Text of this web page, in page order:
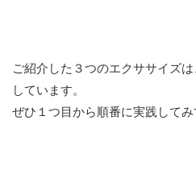
ご紹介した３つのエクササイズ
しています。
ぜひ１つ目から順番に実践してみ